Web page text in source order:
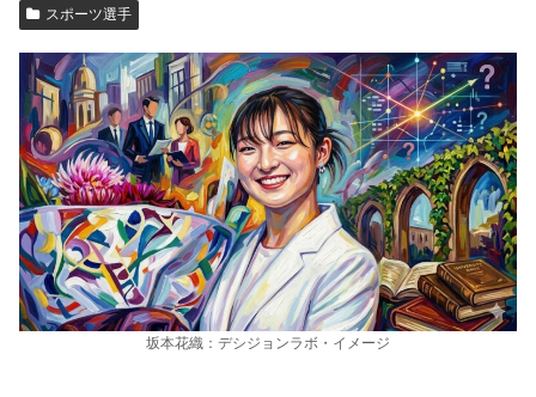
スポーツ選手
坂本花織：デシジョンラボ・イメージ